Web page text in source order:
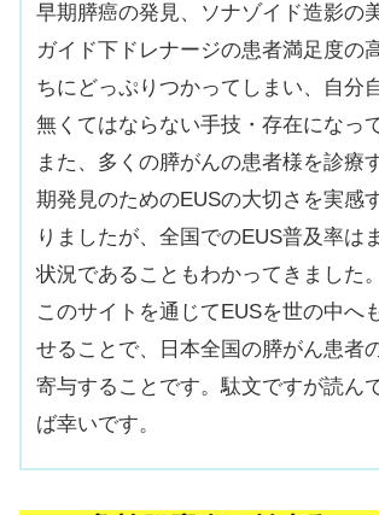
早期膵癌の発見、ソナゾイド造影の
ガイド下ドレナージの患者満足度の
ちにどっぷりつかってしまい、自分
無くてはならない手技・存在になっ
また、多くの膵がんの患者様を診療
期発見のためのEUSの大切さを実感
りましたが、全国でのEUS普及率は
状況であることもわかってきました
このサイトを通じてEUSを世の中へ
せることで、日本全国の膵がん患者
寄与することです。駄文ですが読ん
ば幸いです。